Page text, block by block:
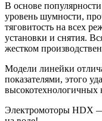
В основе популярности
уровень шумности,
тяговитость на всех
установки и снятия.
жестком
Модели линейки
показателями, этого
высокотехнологичных
Электромоторы HDX